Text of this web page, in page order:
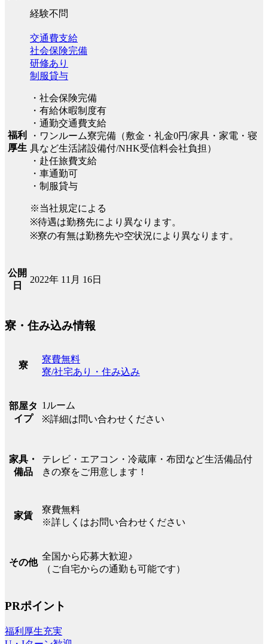
経験不問
福利
厚生
交通費支給
社会保険完備
研修あり
制服貸与
・社会保険完備
・有給休暇制度有
・通勤交通費支給
・ワンルーム寮完備（敷金・礼金0円/家具・家電・寝
具など生活諸設備付/NHK受信料会社負担）
・赴任旅費支給
・車通勤可
・制服貸与
※当社規定による
※待遇は勤務先により異なります。
※寮の有無は勤務先や空状況により異なります。
公開
日
2022年 11月 16日
寮・住み込み情報
寮
寮費無料
寮/社宅あり・住み込み
部屋タ
イプ
1ルーム
※詳細は問い合わせください
家具・
備品
テレビ・エアコン・冷蔵庫・布団など生活備品付
きの寮をご用意します！
家賃
寮費無料
※詳しくはお問い合わせください
その他
全国から応募大歓迎♪
（ご自宅からの通勤も可能です）
PRポイント
福利厚生充実